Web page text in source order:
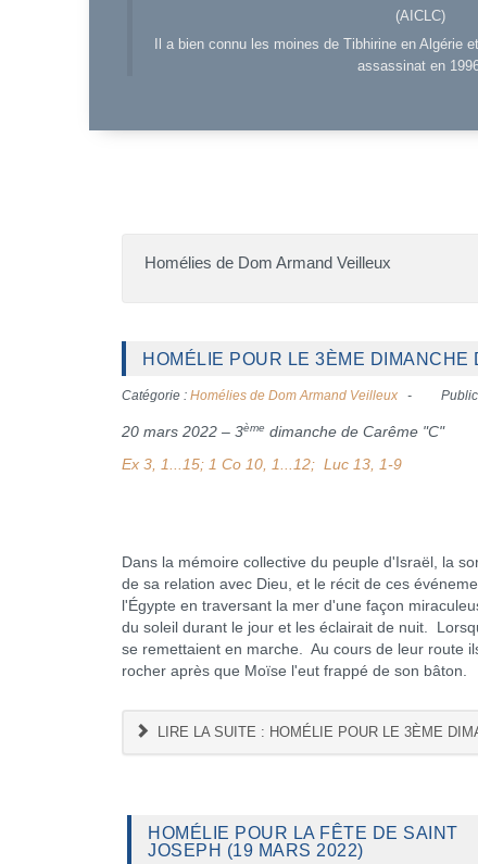
(AICLC)
Il a bien connu les moines de Tibhirine en Algérie
assassinat en
Homélies de Dom Armand Veilleux
HOMÉLIE POUR LE 3ÈME
Catégorie : Homélies de Dom Armand Veilleux
20 mars 2022 – 3ème dimanche de Carême "C"
Ex 3, 1...15; 1 Co 10, 1...12; Luc 13, 1-9
Dans la mémoire collective du peuple d'Israël, la
de sa relation avec Dieu, et le récit de ces
l'Égypte en traversant la mer d'une façon
du soleil durant le jour et les éclairait de nuit.
se remettaient en marche. Au cours de leur route
rocher après que Moïse l'eut frappé de son bâton.
LIRE LA SUITE : HOMÉLIE POUR LE 3ÈME
HOMÉLIE POUR LA FÊTE DE SAINT
JOSEPH (19 MARS 2022)